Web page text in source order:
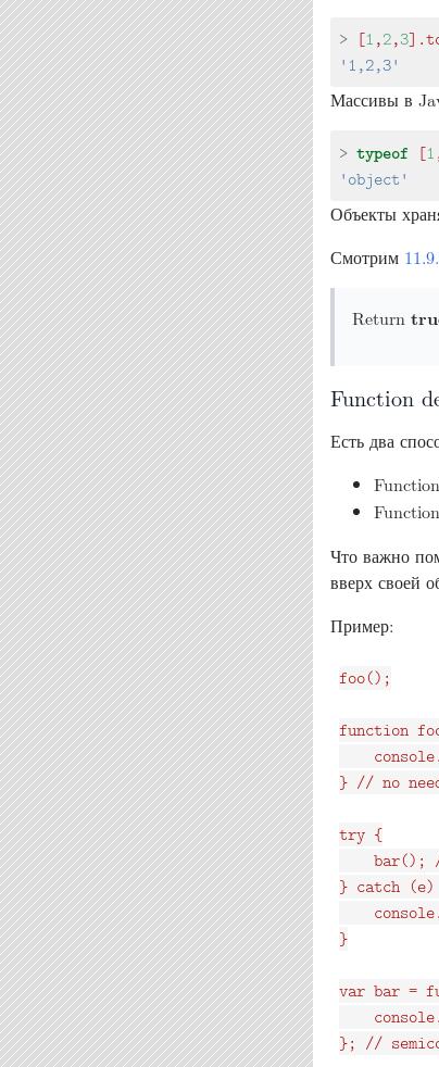
> [1,2,3].
'1,2,3'
Массивы в
> typeof [1
'object'
Объекты
Смотрим
Return
Function
Есть два
Что важно
вверх своей
Пример:
foo();
function
} // no
try {
bar();
} catch
}
var bar =
}; //